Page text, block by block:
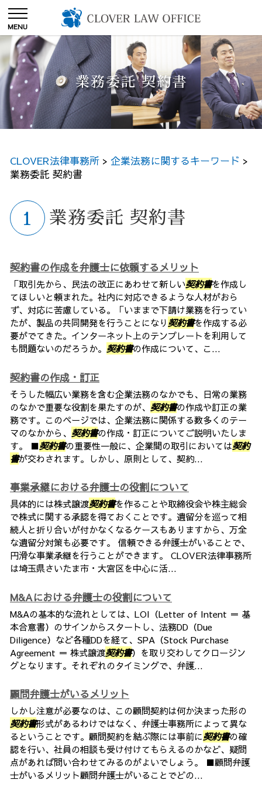
業務委託 契約書
CLOVER法律事務所 > 企業法務に関するキーワード >
業務委託 契約書
業務委託 契約書
契約書の作成を弁護士に依頼するメリット
「取引先から、民法の改正にあわせて新しい契約書を作成し
てほしいと頼まれた。社内に対応できるような人材がおら
ず、対応に苦慮している。「いままで下請け業務を行ってい
たが、製品の共同開発を行うことになり契約書を作成する必
要がでてきた。インターネット上のテンプレートを利用して
も問題ないのだろうか。 契約書の作成について、こ...
契約書の作成・訂正
そうした幅広い業務を含む企業法務のなかでも、日常の業務
のなかで重要な役割を果たすのが、 契約書の作成や訂正の業
務です。このページでは、企業法務に関係する数多くのテー
マのなかから、 契約書の作成・訂正についてご説明いたしま
す。 ■契約書の重要性一般に、企業間の取引においては契約
書が交わされます。しかし、原則として、契約...
事業承継における弁護士の役割について
具体的には株式譲渡契約書を作ることや取締役会や株主総会
で株式に関する承認を得ておくことです。遺留分を巡って相
続人と折り合いが付かなくなるケースもありますから、万全
な遺留分対策も必要です。 信頼できる弁護士がいることで、
円滑な事業承継を行うことができます。 CLOVER法律事務所
は埼玉県さいたま市・大宮区を中心に活...
M&Aにおける弁護士の役割について
M&Aの基本的な流れとしては、LOI（Letter of Intent ＝ 基
本合意書）のサインからスタートし、法務DD（Due
Diligence）など各種DDを経て、SPA（Stock Purchase
Agreement ＝ 株式譲渡契約書）を取り交わしてクロージン
グとなります。それぞれのタイミングで、弁護...
顧問弁護士がいるメリット
しかし注意が必要なのは、この顧問契約は何か決まった形の
契約書形式があるわけではなく、弁護士事務所によって異な
るということです。顧問契約を結ぶ際には事前に契約書の確
認を行い、社員の相談も受け付けてもらえるのかなど、疑問
点があれば問い合わせてみるのがよいでしょう。 ■顧問弁護
士がいるメリット顧問弁護士がいることでどの...